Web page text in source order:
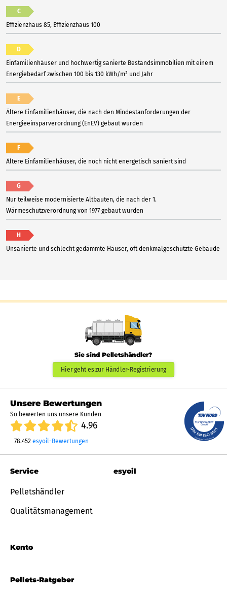
C
Effizienzhaus 85, Effizienzhaus 100
D
Einfamilienhäuser und hochwertig sanierte Bestandsimmobilien mit einem
Energiebedarf zwischen 100 bis 130 kWh/m² und Jahr
E
Ältere Einfamilienhäuser, die nach den Mindestanforderungen der
Energieeinsparverordnung (EnEV) gebaut wurden
F
Ältere Einfamilienhäuser, die noch nicht energetisch saniert sind
G
Nur teilweise modernisierte Altbauten, die nach der 1.
Wärmeschutzverordnung von 1977 gebaut wurden
H
Unsanierte und schlecht gedämmte Häuser, oft denkmalgeschützte Gebäude
Sie sind Pelletshändler?
Hier geht es zur Händler-Registrierung
Unsere Bewertungen
So bewerten uns unsere Kunden
4.96
78.452 esyoil-Bewertungen
Pellets-Ratgeber
Service
Pelletshändler
Qualitätsmanagement
Konto
esyoil